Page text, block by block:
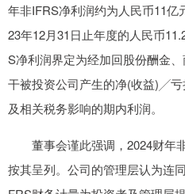
年非IFRS净利润约为人民币11亿
23年12月31日止年度的人民币
S净利润界定为经加回股份酬金
干被投资公司产生的净(收益)╱
及相关税务影响的期内利润。
董事会谨此强调，2024财年
按其呈列。公司的管理层认为连